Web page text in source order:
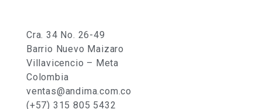
Cra. 34 No. 26-49
Barrio Nuevo Maizaro
Villavicencio – Meta
Colombia
ventas@andima.com.co
(+57) 315 805 5432